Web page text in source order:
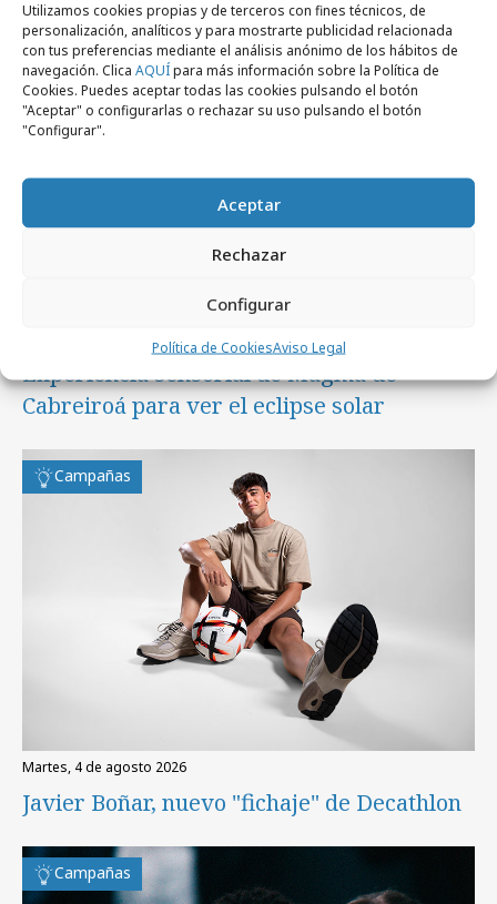
Utilizamos cookies propias y de terceros con fines técnicos, de
personalización, analíticos y para mostrarte publicidad relacionada
con tus preferencias mediante el análisis anónimo de los hábitos de
navegación. Clica AQUÍpara más información sobre la Política de
Cookies. Puedes aceptar todas las cookies pulsando el botón
"Aceptar" o configurarlas o rechazar su uso pulsando el botón
"Configurar".
Aceptar
Rechazar
Configurar
Política de CookiesAviso Legal
Campañas
miércoles, 5 de agosto 2026
Experiencia sensorial de Magma de
Cabreiroá para ver el eclipse solar
Campañas
martes, 4 de agosto 2026
Javier Boñar, nuevo "fichaje" de Decathlon
Campañas